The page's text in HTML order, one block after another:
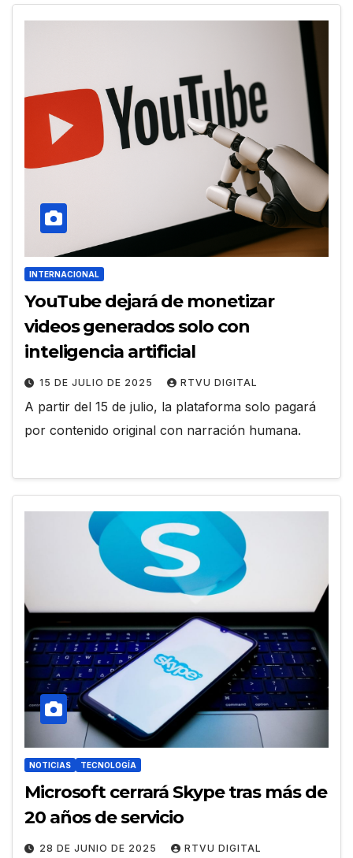
INTERNACIONAL
YouTube dejará de monetizar
videos generados solo con
inteligencia artificial
15 DE JULIO DE 2025 RTVU DIGITAL
A partir del 15 de julio, la plataforma solo pagará
por contenido original con narración humana.
NOTICIAS TECNOLOGÍA
Microsoft cerrará Skype tras más de
20 años de servicio
28 DE JUNIO DE 2025 RTVU DIGITAL